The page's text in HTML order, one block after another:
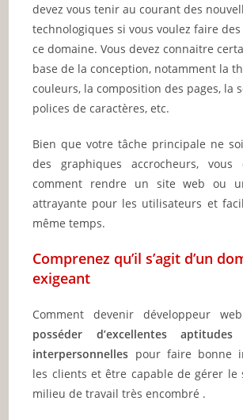
devez vous tenir au courant des
technologiques si vous voulez faire
ce domaine. Vous devez connaitre
base de la conception, notamment la
couleurs, la composition des pages, la
polices de caractères, etc.
Bien que votre tâche principale ne
des graphiques accrocheurs, vous
comment rendre un site web ou
attrayante pour les utilisateurs et
même temps.
Comprenez qu’il s’agit d’un
exigeant
Comment devenir développeur
posséder d’excellentes
interpersonnelles pour faire bonne
les clients et être capable de gérer le
milieu de travail très encombré .